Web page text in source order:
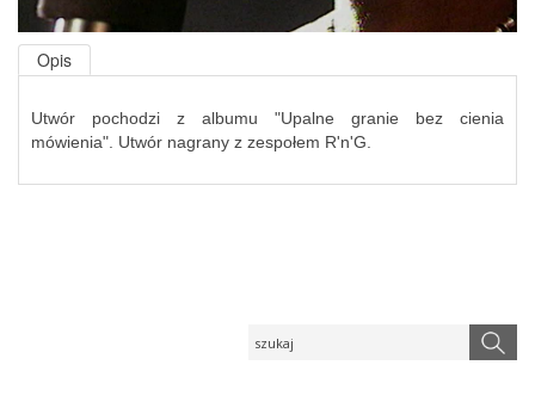
Opis
Utwór pochodzi z albumu "Upalne granie bez cienia
mówienia". Utwór nagrany z zespołem R'n'G.